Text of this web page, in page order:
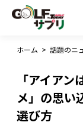
ホーム > 話題のニ
「アイア
メ」の思い
選び方